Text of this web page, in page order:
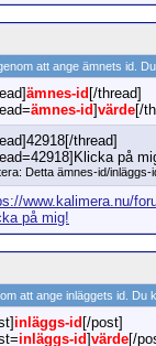
att ange ämnets id.
ämnes-id [/thread]
ämnes-id]värde[/
thread]
på
Detta ämnes-id/
www.kalimera.nu/
på mig!
att ange inläggets id.
inläggs-id [/post]
inläggs-id]värde[/